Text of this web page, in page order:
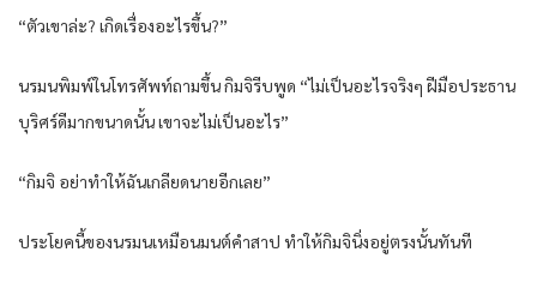
“ตัวเขาล่ะ? เกิดเรื่องอะไรขึ้น?”
นรมนพิมพ์ในโทรศัพท์ถามขึ้น กิมจิรีบพูด “ไม่เป็นอะไรจริงๆ ฝีมือประธาน
บุริศร์ดีมากขนาดนั้น เขาจะไม่เป็นอะไร”
“กิมจิ อย่าทำให้ฉันเกลียดนายอีกเลย”
ประโยคนี้ของนรมนเหมือนมนต์คำสาป ทำให้กิมจินิ่งอยู่ตรงนั้นทันที